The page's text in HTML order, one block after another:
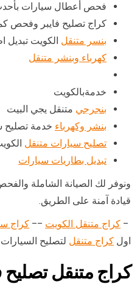
فحص أعطال سيارات بأحدث
كراج تصليح فايبر وفحص
بنسر متنقل الكويت
كهرباء وبنشر متنقل
خدمةبالكويت
بنجرجي متنقل يجي البيت
بنشر وكهرباء خدمة تصليح
تصليح سيارات متنقل
تبديل بطاريات سيارات
ونوفر لك الصيانة الشاملة
قيادة آمنة على الطريق.
– كراج متنقل الكويت –– كراج
اول كراج متنقل لتصليح
كراج متنقل تصليح